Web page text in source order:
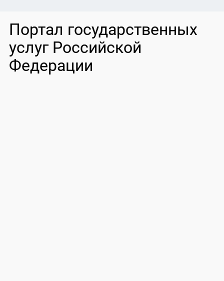
Портал государственных
услуг Российской
Федерации